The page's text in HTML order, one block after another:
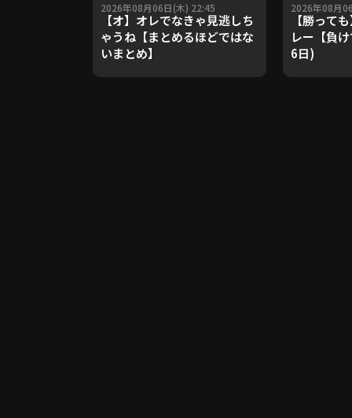
2026年08月06日(木) 22:45
【オ】オレでなきゃ見逃しち
ゃうね【まとめるほどではな
いまとめ】
2026年08月
【勝って
レー【負
6日)